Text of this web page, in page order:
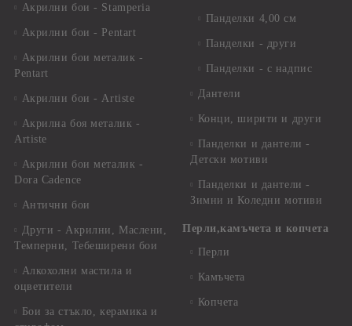
Акрилни бои - Stamperia
Акрилни бои - Pentart
Акрилни бои металик -
Pentart
Акрилни бои - Artiste
Акрилна боя металик -
Artiste
Акрилни бои металик -
Dora Cadence
Антични бои
Други - Акрилни, Маслени,
Темперни, Тебеширени бои
Алкохолни мастила и
оцветители
Бои за стъкло, керамика и
Панделки 4,00 см
Панделки - други
Панделки - с надпис
Дантели
Конци, ширити и други
Панделки и дантели -
Детски мотиви
Панделки и дантели -
Зимни и Коледни мотиви
Перли,камъчета и копчета
Перли
Камъчета
Копчета